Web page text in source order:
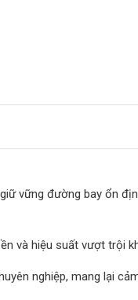
vững đường bay ổn
và hiệu suất vượt trội
nghiệp, mang lại